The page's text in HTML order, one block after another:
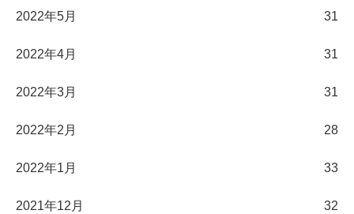
2022年5月 31
2022年4月 31
2022年3月 31
2022年2月 28
2022年1月 33
2021年12月 32